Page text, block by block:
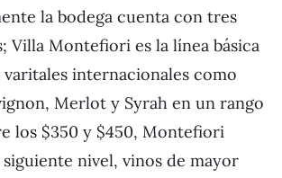
la bodega cuenta con tres
Villa Montefiori es la línea básica
internacionales como
Merlot y Syrah en un rango
los $350 y $450, Montefiori
nivel, vinos de mayor